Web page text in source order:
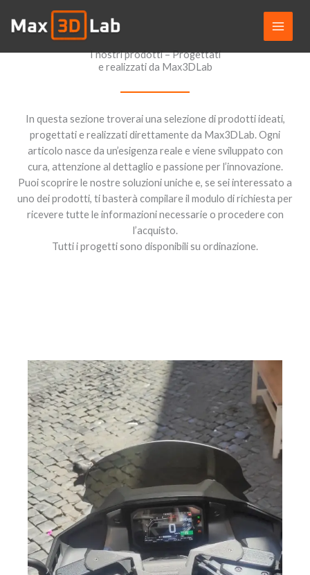
I nostri prodotti – Progettati
e realizzati da Max3DLab
In questa sezione troverai una selezione di prodotti ideati,
progettati e realizzati direttamente da Max3DLab. Ogni
articolo nasce da un’esigenza reale e viene sviluppato con
cura, attenzione al dettaglio e passione per l’innovazione.
Puoi scoprire le nostre soluzioni uniche e, se sei interessato a
uno dei prodotti, ti basterà compilare il modulo di richiesta per
ricevere tutte le informazioni necessarie o procedere con
l’acquisto.
Tutti i progetti sono disponibili su ordinazione.